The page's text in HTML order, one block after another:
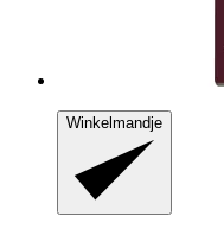
Winkelmandje